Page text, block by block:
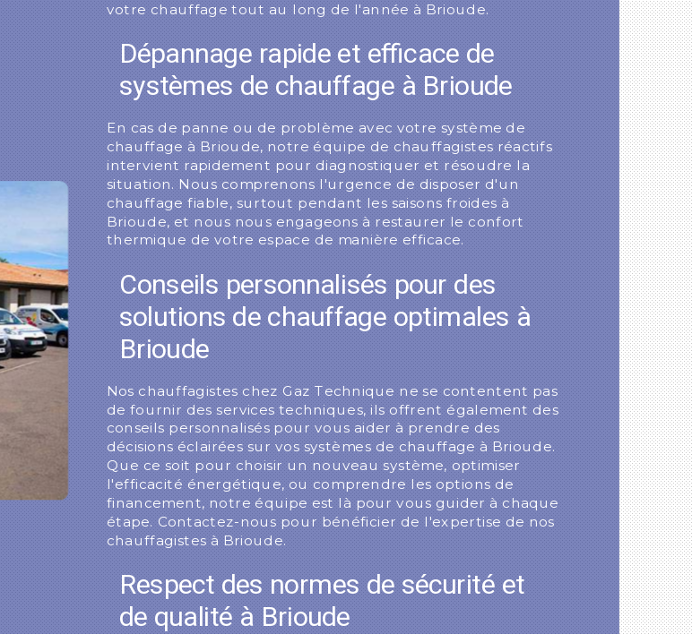
votre chauffage tout au long de l'année à Brioude.
Dépannage rapide et efficace de
systèmes de chauffage à Brioude
En cas de panne ou de problème avec votre système de
chauffage à Brioude, notre équipe de chauffagistes réactifs
intervient rapidement pour diagnostiquer et résoudre la
situation. Nous comprenons l'urgence de disposer d'un
chauffage fiable, surtout pendant les saisons froides à
Brioude, et nous nous engageons à restaurer le confort
thermique de votre espace de manière efficace.
Conseils personnalisés pour des
solutions de chauffage optimales à
Brioude
Nos chauffagistes chez Gaz Technique ne se contentent pas
de fournir des services techniques, ils offrent également des
conseils personnalisés pour vous aider à prendre des
décisions éclairées sur vos systèmes de chauffage à Brioude.
Que ce soit pour choisir un nouveau système, optimiser
l'efficacité énergétique, ou comprendre les options de
financement, notre équipe est là pour vous guider à chaque
étape. Contactez-nous pour bénéficier de l'expertise de nos
chauffagistes à Brioude.
Respect des normes de sécurité et
de qualité à Brioude